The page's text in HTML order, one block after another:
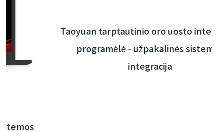
Taoyuan tarptautinio oro uosto interaktyvi